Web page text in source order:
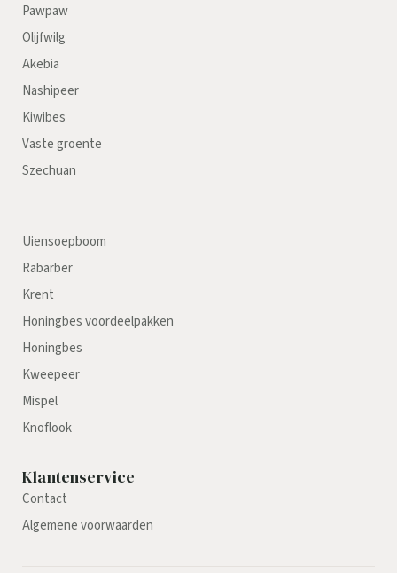
Pawpaw
Olijfwilg
Akebia
Nashipeer
Kiwibes
Vaste groente
Szechuan
Uiensoepboom
Rabarber
Krent
Honingbes voordeelpakken
Honingbes
Kweepeer
Mispel
Knoflook
Klantenservice
Contact
Algemene voorwaarden